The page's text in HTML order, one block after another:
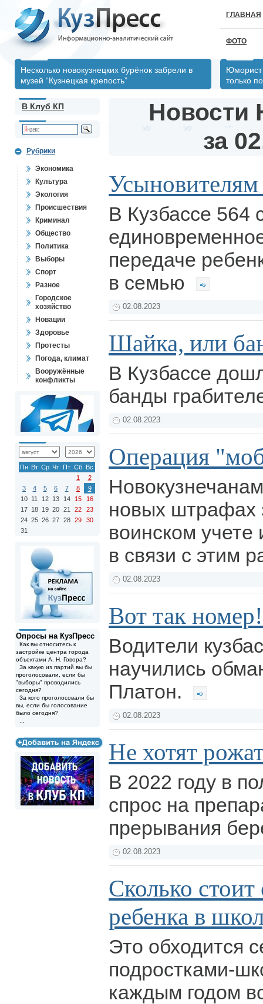
ГЛАВНАЯ
ФОТО
Несколько новокузнецких бурёнок забрели в
музей “Кузнецкая крепость”
Юморист
только
В Клуб КП
Рубрики
Экономика
Культура
Экология
Происшествия
Криминал
Общество
Политика
Выборы
Спорт
Разное
Городское
хозяйство
Новации
Здоровье
Протесты
Погода, климат
Вооружённые
конфликты
Пн Вт Ср Чт Пт Сб Вс
1
2
3
4 5 6 7 8
9
10 11 12 13 14 15
16
17 18 19 20 21 22
23
24 25 26 27 28 29
30
31
Опросы на КузПресс
Как вы относитесь к
застройке центра города
объектами А. Н. Говора?
За какую из партий вы бы
проголосовали, если бы
"выборы" проводились
сегодня?
За кого проголосовали бы
вы, если бы голосование
было сегодня?
Новости
за
Усыновителям
В Кузбассе 564
передаче
в семью
02.08.2023
Шайка, или
В Кузбассе
банды
02.08.2023
Операция
новых штрафах
воинском
в связи с этим
02.08.2023
Вот так номер!
Водители
научились
Платон.
02.08.2023
Не хотят
В 2022 году в
спрос на
прерывания
02.08.2023
Сколько стоит
ребенка в
Это обходится
подростками-
каждым годом